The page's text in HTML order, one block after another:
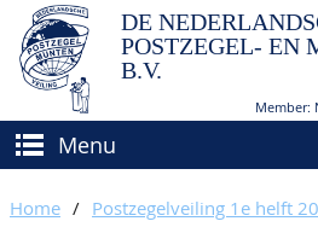
DE
POSTZEGEL- EN
B.V.
Member:
Menu
Home / Postzegelveiling 1e helft